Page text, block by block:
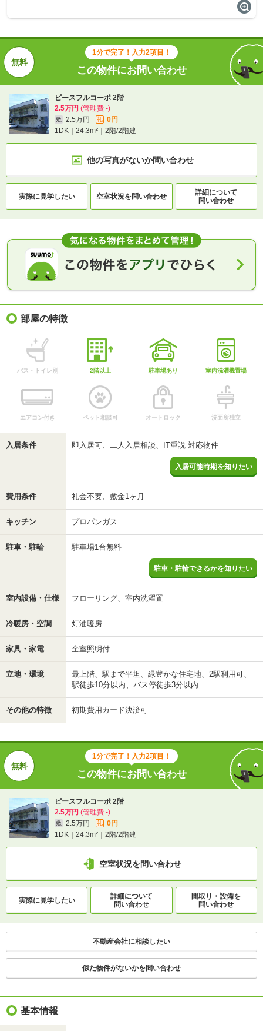
1分で完了！入力2項目！
この物件にお問い合わせ
ピースフルコーポ 2階
2.5万円 (管理費 -)
敷 2.5万円 礼
0円
1DK｜24.3m²｜2階/2階建
他の写真がないか問い合わせ
実際に見学したい 空室状況を問い合わせ
詳細について
問い合わせ
部屋の特徴
バス・トイレ別 2階以上 駐車場あり 室内洗濯機置場
エアコン付き ペット相談可 オートロック 洗面所独立
入居条件 即入居可、二人入居相談、IT重説 対応物件
入居可能時期を知りたい
費用条件 礼金不要、敷金1ヶ月
キッチン プロパンガス
駐車・駐輪 駐車場1台無料
駐車・駐輪できるかを知りたい
室内設備・仕様 フローリング、室内洗濯置
冷暖房・空調 灯油暖房
家具・家電 全室照明付
立地・環境
最上階、駅まで平坦、緑豊かな住宅地、2駅利用可、
駅徒歩10分以内、バス停徒歩3分以内
その他の特徴 初期費用カード決済可
1分で完了！入力2項目！
この物件にお問い合わせ
ピースフルコーポ 2階
2.5万円 (管理費 -)
敷 2.5万円 礼
0円
1DK｜24.3m²｜2階/2階建
空室状況を問い合わせ
実際に見学したい
詳細について
問い合わせ
間取り・設備を
問い合わせ
不動産会社に相談したい
似た物件がないかを問い合わせ
基本情報